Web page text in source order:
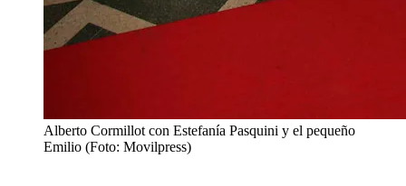
Alberto Cormillot con Estefanía Pasquini y el pequeño
Emilio (Foto: Movilpress)